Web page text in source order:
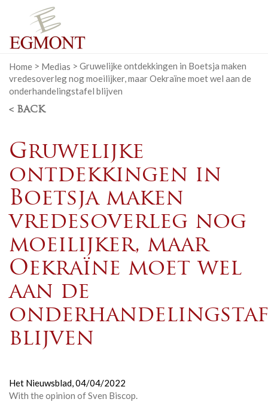
Home > Medias > Gruwelijke ontdekkingen in Boetsja maken
vredesoverleg nog moeilijker, maar Oekraïne moet wel aan de
onderhandelingstafel blijven
< BACK
Gruwelijke
ontdekkingen in
Boetsja maken
vredesoverleg nog
moeilijker, maar
Oekraïne moet wel
aan de
blijven
Het Nieuwsblad,04/04/2022
With the opinion of Sven Biscop.